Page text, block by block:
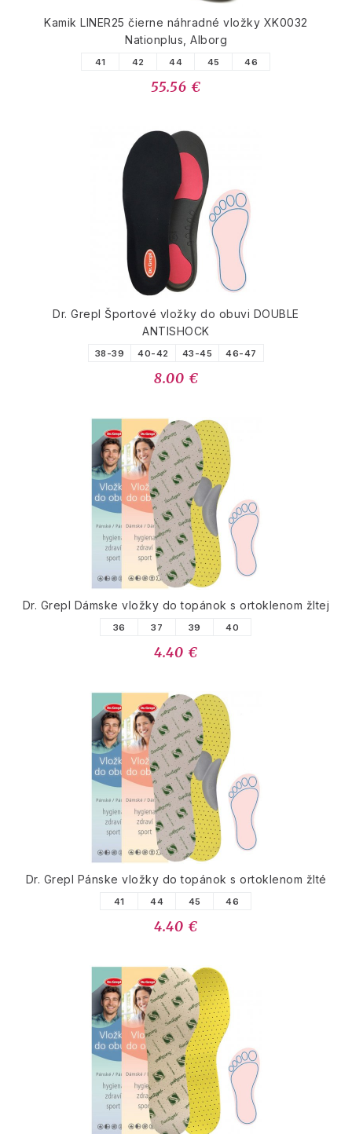
Kamik LINER25 čierne náhradné vložky XK0032
Nationplus, Alborg
41 42 44 45 46
55.56 €
Dr. Grepl Športové vložky do obuvi DOUBLE
ANTISHOCK
38-39 40-42 43-45 46-47
8.00 €
Dr. Grepl Dámske vložky do topánok s ortoklenom žltej
36 37 39 40
4.40 €
Dr. Grepl Pánske vložky do topánok s ortoklenom žlté
41 44 45 46
4.40 €